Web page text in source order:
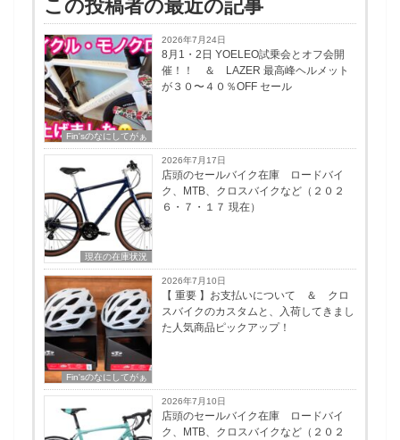
この投稿者の最近の記事
Fin'sのなにしてがぁ
2026年7月24日
8月1・2日 YOELEO試乗会とオフ会開
催！！ ＆ LAZER 最高峰ヘルメット
が３０〜４０％OFF セール
現在の在庫状況
2026年7月17日
店頭のセールバイク在庫 ロードバイ
ク、MTB、クロスバイクなど（２０２
６・７・１７ 現在）
Fin'sのなにしてがぁ
2026年7月10日
【 重要 】お支払いについて ＆ クロ
スバイクのカスタムと、入荷してきまし
た人気商品ピックアップ！
2026年7月10日
店頭のセールバイク在庫 ロードバイ
ク、MTB、クロスバイクなど（２０２